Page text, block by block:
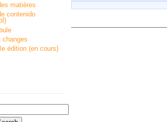
matières
contenido
changes
édition (en cours)